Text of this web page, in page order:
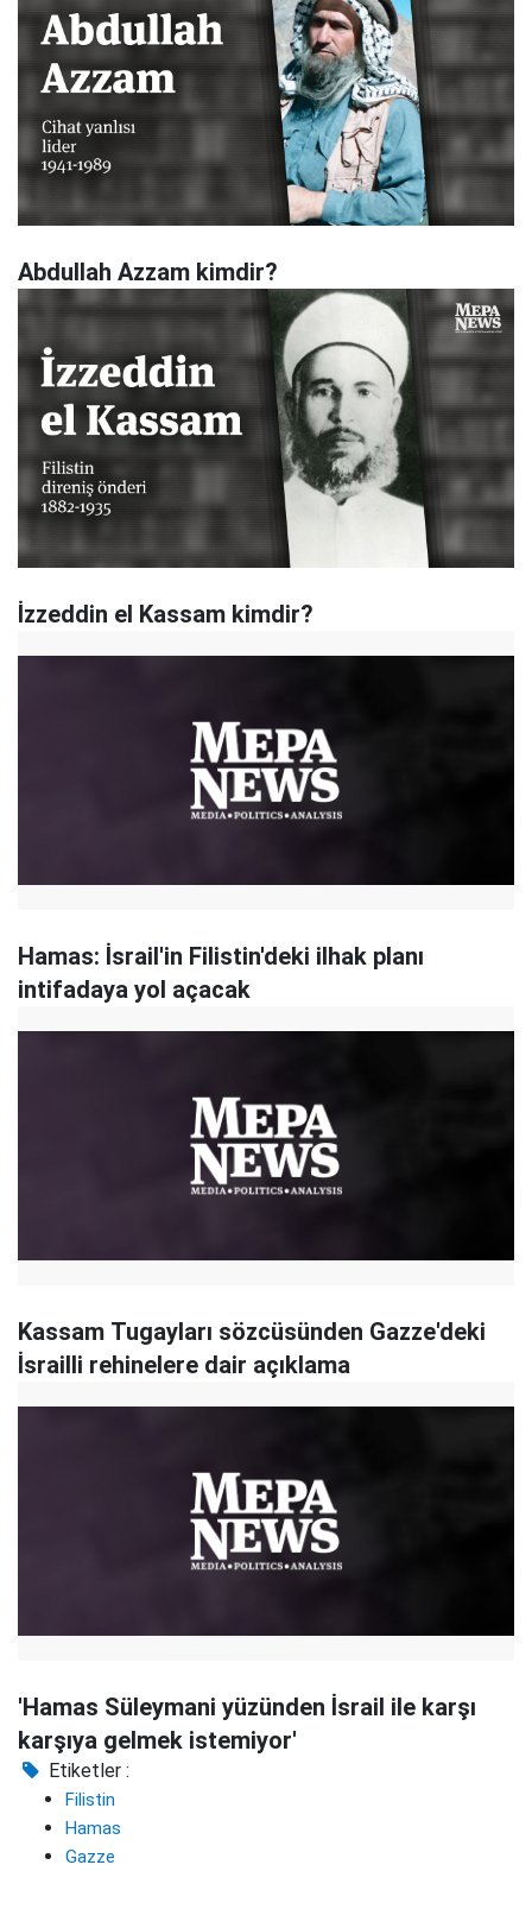
Abdullah Azzam kimdir?
İzzeddin el Kassam kimdir?
Hamas: İsrail'in Filistin'deki ilhak planı
intifadaya yol açacak
Kassam Tugayları sözcüsünden Gazze'deki
İsrailli rehinelere dair açıklama
'Hamas Süleymani yüzünden İsrail ile karşı
karşıya gelmek istemiyor'
Etiketler :
Filistin
Hamas
Gazze